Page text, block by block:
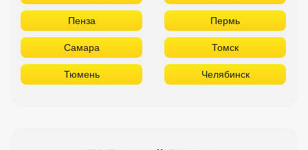
Пенза Пермь
Самара Томск
Тюмень Челябинск